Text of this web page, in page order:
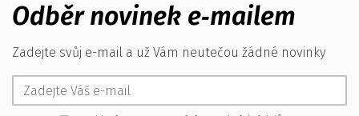
Odběr novinek e‑mailem
Zadejte svůj e-mail a už Vám neutečou žádné novinky